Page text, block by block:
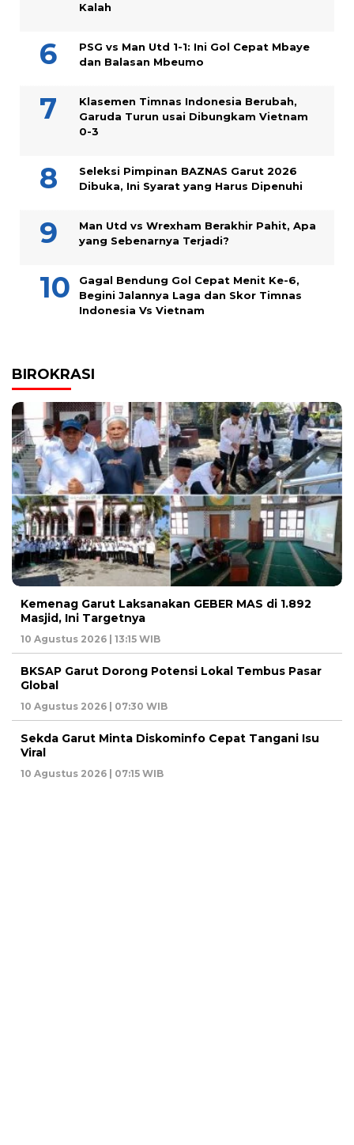
Kalah
PSG vs Man Utd 1-1: Ini Gol Cepat Mbaye
dan Balasan Mbeumo
Klasemen Timnas Indonesia Berubah,
Garuda Turun usai Dibungkam Vietnam
0-3
Seleksi Pimpinan BAZNAS Garut 2026
Dibuka, Ini Syarat yang Harus Dipenuhi
Man Utd vs Wrexham Berakhir Pahit, Apa
yang Sebenarnya Terjadi?
Gagal Bendung Gol Cepat Menit Ke-6,
Begini Jalannya Laga dan Skor Timnas
Indonesia Vs Vietnam
BIROKRASI
Kemenag Garut Laksanakan GEBER MAS di 1.892
Masjid, Ini Targetnya
10 Agustus 2026 | 13:15 WIB
BKSAP Garut Dorong Potensi Lokal Tembus Pasar
Global
10 Agustus 2026 | 07:30 WIB
Sekda Garut Minta Diskominfo Cepat Tangani Isu
Viral
10 Agustus 2026 | 07:15 WIB